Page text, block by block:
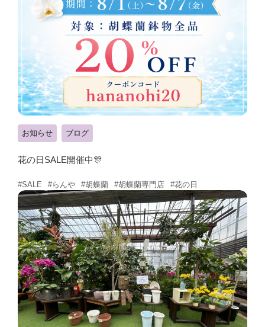
お知らせ ブログ
花の日SALE開催中🎊
#SALE #らんや #胡蝶蘭 #胡蝶蘭専門店 #花の日